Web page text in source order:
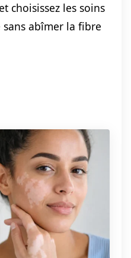
choisissez les soins
abîmer la fibre